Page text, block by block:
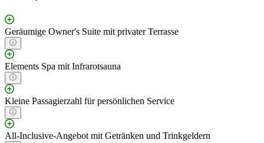
Geräumige Owner's Suite mit privater Terrasse
Elements Spa mit Infrarotsauna
Kleine Passagierzahl für persönlichen Service
All-Inclusive-Angebot mit Getränken und Trinkgeldern